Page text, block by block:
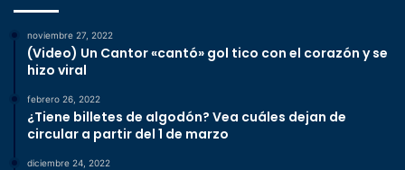
noviembre 27, 2022
(Video) Un Cantor «cantó» gol tico con el corazón y se
hizo viral
febrero 26, 2022
¿Tiene billetes de algodón? Vea cuáles dejan de
circular a partir del 1 de marzo
diciembre 24, 2022